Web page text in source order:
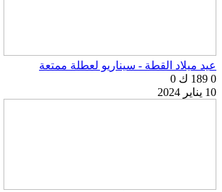
عيد ميلاد القطة - سيناريو لعطلة ممتعة
0 189 ك
0
10 يناير 2024